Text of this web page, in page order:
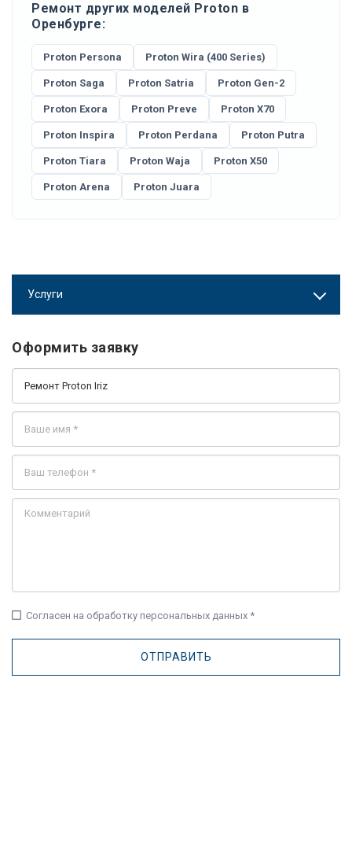
Ремонт других моделей Proton в
Оренбурге:
Proton Persona Proton Wira (400 Series)
Proton Saga Proton Satria Proton Gen-2
Proton Exora Proton Preve Proton X70
Proton Inspira Proton Perdana Proton Putra
Proton Tiara Proton Waja Proton X50
Proton Arena Proton Juara
Услуги
Оформить заявку
check_box_outline_blank Согласен на обработку персональных данных *